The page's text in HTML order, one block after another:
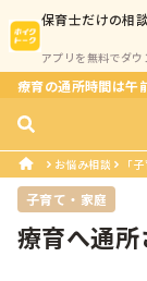
保育士だけの相
アプリを無料でダウ
療育の通所時間は午
お悩み相談 「
子育て・家庭
療育へ通